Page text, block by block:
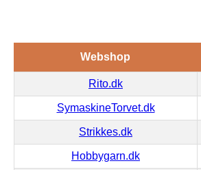
Webshop
Rito.dk
SymaskineTorvet.dk
Strikkes.dk
Hobbygarn.dk